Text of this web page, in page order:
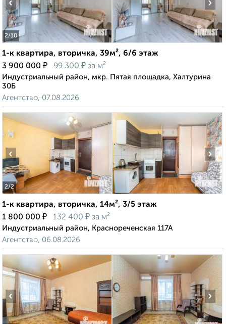
2/10
‹ ›
1-к квартира, вторичка, 39м², 6/6 этаж
3 900 000 ₽ 99 300 ₽ за м²
Индустриальный район, мкр. Пятая площадка, Халтурина
30Б
Агентство, 07.08.2026
2/2
‹ ›
1-к квартира, вторичка, 14м², 3/5 этаж
1 800 000 ₽ 132 400 ₽ за м²
Индустриальный район, Краснореченская 117А
Агентство, 06.08.2026
‹ ›